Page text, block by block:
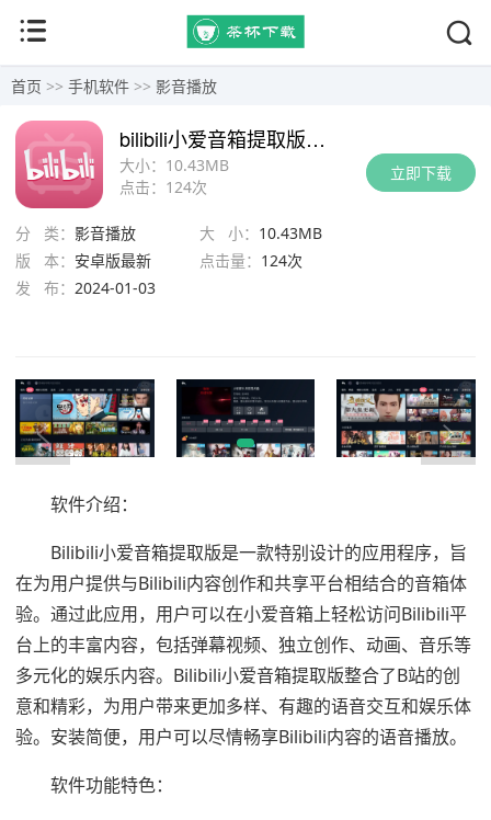
首页 >> 手机软件 >> 影音播放
立即下载
大小： 10.43MB
点击： 124次
bilibili小爱音箱提取版app下载
分 类： 影音播放 大 小： 10.43MB
版 本： 安卓版最新 点击量： 124次
发 布： 2024-01-03
软件介绍：
Bilibili小爱音箱提取版是一款特别设计的应用程序，旨
在为用户提供与Bilibili内容创作和共享平台相结合的音箱体
验。通过此应用，用户可以在小爱音箱上轻松访问Bilibili平
台上的丰富内容，包括弹幕视频、独立创作、动画、音乐等
多元化的娱乐内容。Bilibili小爱音箱提取版整合了B站的创
意和精彩，为用户带来更加多样、有趣的语音交互和娱乐体
验。安装简便，用户可以尽情畅享Bilibili内容的语音播放。
软件功能特色：